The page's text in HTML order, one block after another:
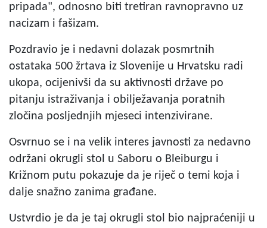
pripada", odnosno biti tretiran ravnopravno uz
nacizam i fašizam.
Pozdravio je i nedavni dolazak posmrtnih
ostataka 500 žrtava iz Slovenije u Hrvatsku radi
ukopa, ocijenivši da su aktivnosti države po
pitanju istraživanja i obilježavanja poratnih
zločina posljednjih mjeseci intenzivirane.
Osvrnuo se i na velik interes javnosti za nedavno
održani okrugli stol u Saboru o Bleiburgu i
Križnom putu pokazuje da je riječ o temi koja i
dalje snažno zanima građane.
Ustvrdio je da je taj okrugli stol bio najpraćeniji u